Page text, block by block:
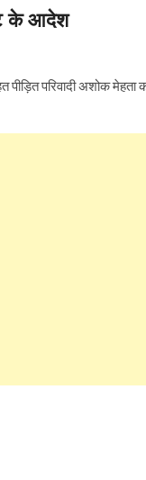
के आदेश
पीड़ित परिवादी अशोक मेहता